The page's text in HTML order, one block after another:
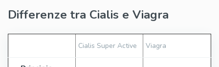
Differenze tra Cialis e Viagra
Cialis Super Active Viagra